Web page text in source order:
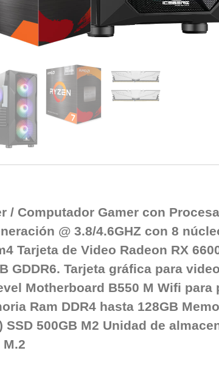
/ Computador Gamer con
@ 3.8/4.6GHZ con 8
Tarjeta de Video Radeon RX
GDDR6. Tarjeta gráfica para
Motherboard B550 M Wifi para
Ram DDR4 hasta 128GB
SSD 500GB M2 Unidad de